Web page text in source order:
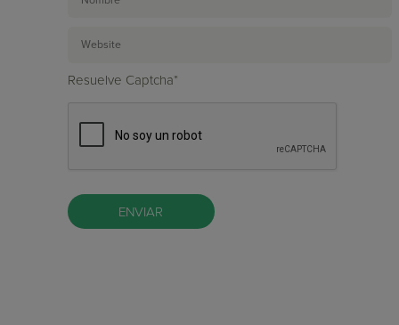
Resuelve Captcha*